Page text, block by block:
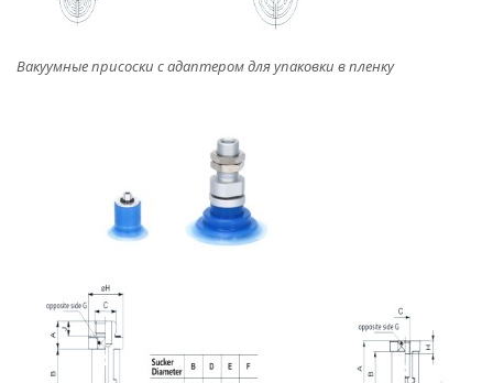
Вакуумные присоски с адаптером для упаковки в пленку